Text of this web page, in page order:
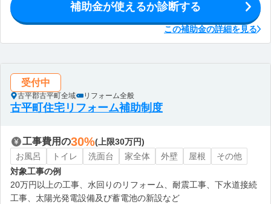
補助金が使えるか診断する
この補助金の詳細を見る
受付中
古平郡古平町全域 リフォーム全般
古平町住宅リフォーム補助制度
工事費用の30%(上限30万円)
お風呂
トイレ 洗面台 家全体 外壁 屋根
その他
対象工事の例
20万円以上の工事、水回りのリフォーム、耐震工事、下水道接続
工事、太陽光発電設備及び蓄電池の新設など